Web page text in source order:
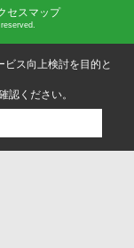
セスマップ
ス向上検討を目的と
認ください。